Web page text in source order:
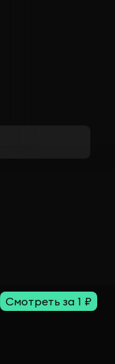
Смотреть за 1 ₽